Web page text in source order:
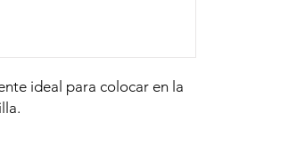
ideal para colocar en la